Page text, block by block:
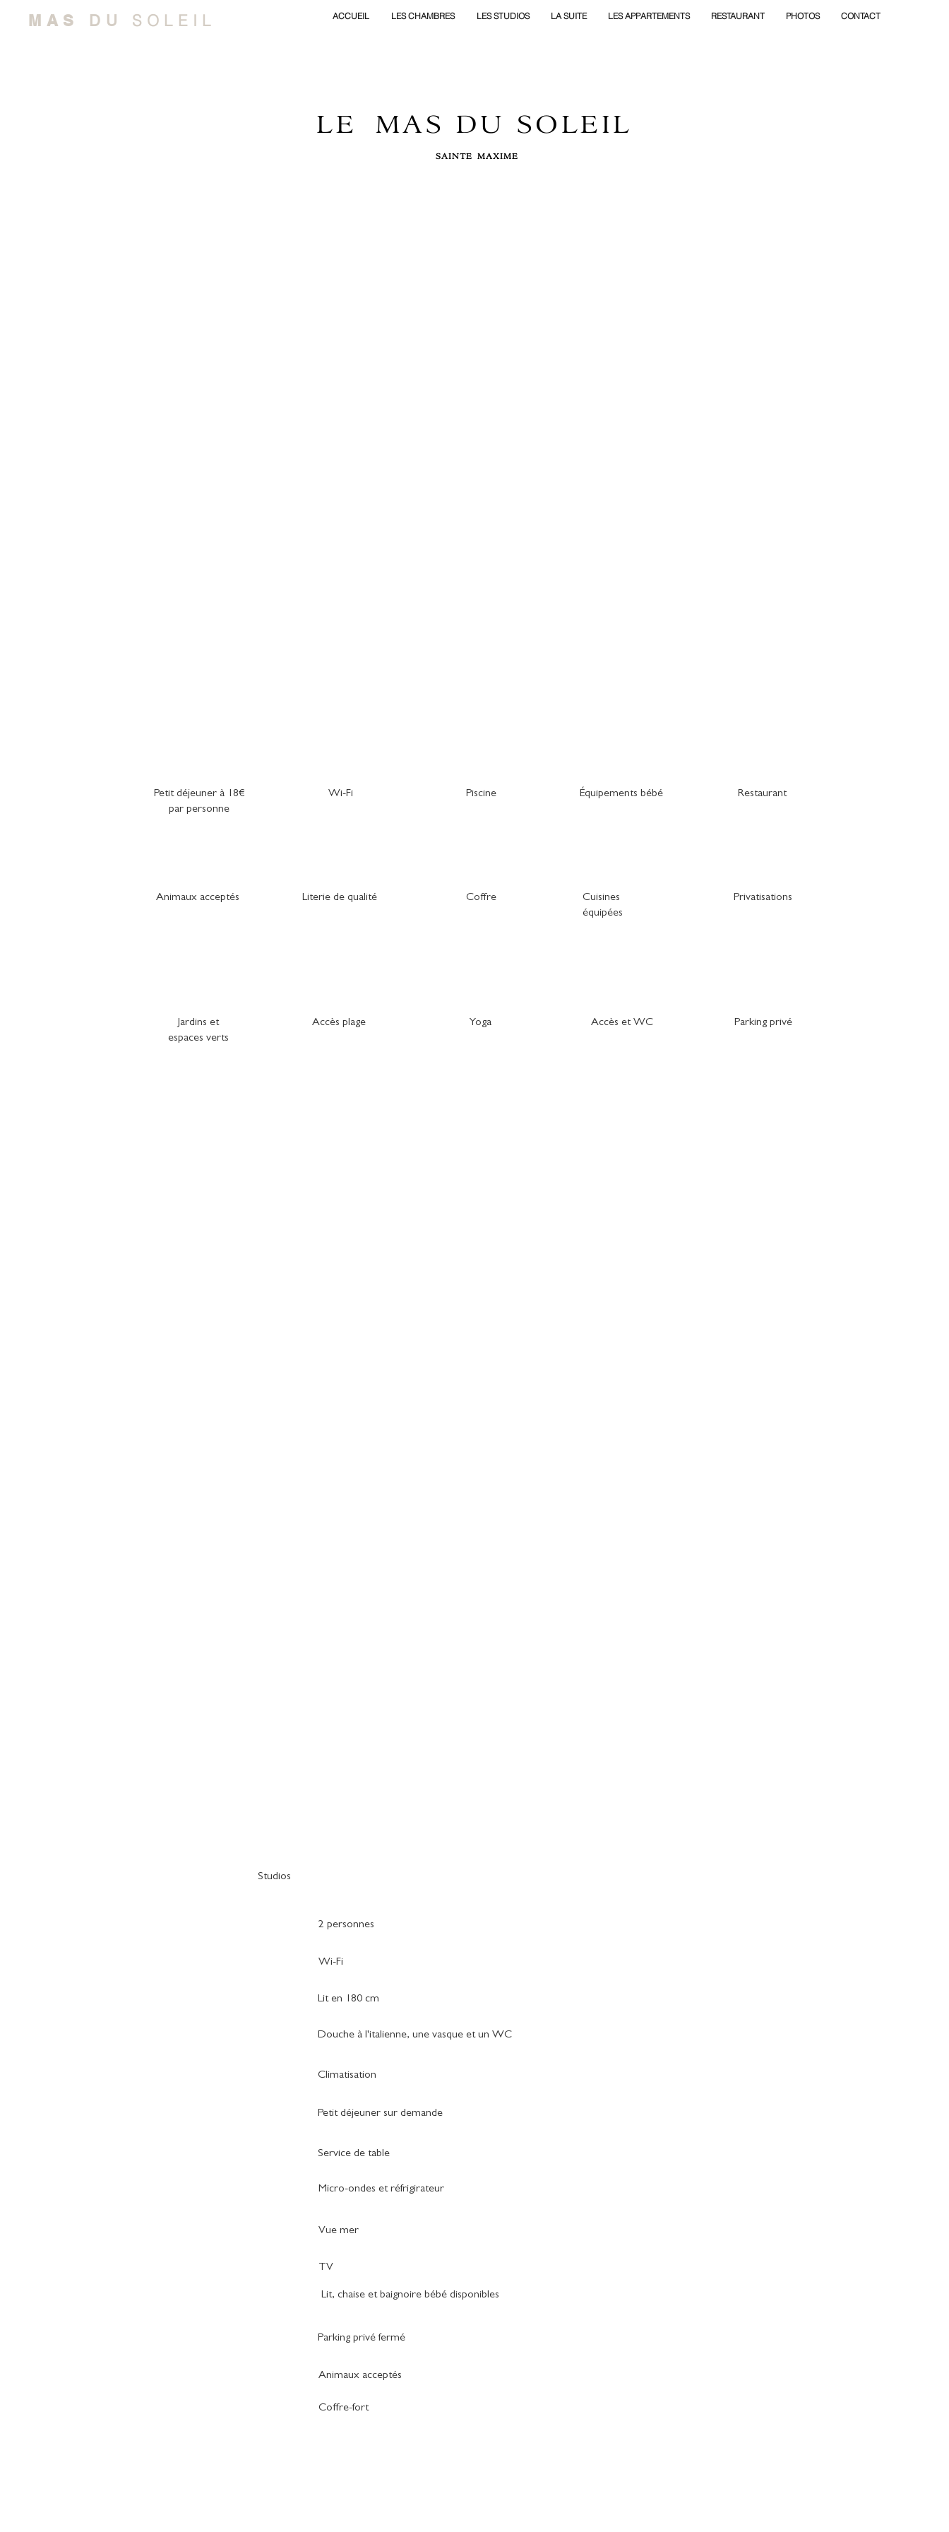
MAS DU SOLEIL ACCUEIL LES CHAMBRES LES STUDIOS LA SUITE LES APPARTEMENTS RESTAURANT PHOTOS CONTACT
LE MAS DU SOLEIL
SAINTE MAXIME
Petit déjeuner à 18€
par personne
Wi-Fi Piscine Équipements bébé Restaurant
Animaux acceptés Literie de qualité Coffre
Cuisines
équipées
Privatisations
Jardins et
espaces verts
Accès plage Yoga Accès et WC Parking privé
Studios
2 personnes
Wi-Fi
Lit en 180 cm
Douche à l'italienne, une vasque et un WC
Climatisation
Petit déjeuner sur demande
Service de table
Micro-ondes et réfrigirateur
Vue mer
TV
Lit, chaise et baignoire bébé disponibles
Parking privé fermé
Animaux acceptés
Coffre-fort